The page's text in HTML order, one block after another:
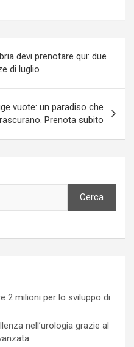
devi prenotare qui: due
di luglio
vuote: un paradiso che
Prenota subito
Cerca
2 milioni per lo sviluppo di
nell’urologia grazie al